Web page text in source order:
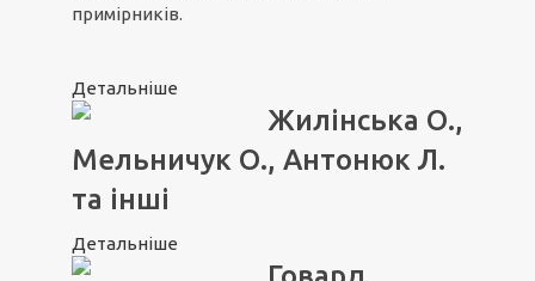
примірників.
Детальніше
Жилінська О.,
Мельничук О., Антонюк Л.
та інші
Детальніше